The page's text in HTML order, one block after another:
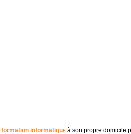
formation informatique à son propre domicile